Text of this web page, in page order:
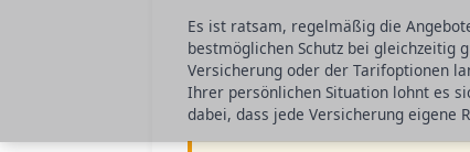
Es ist ratsam, regelmäßig die
bestmöglichen Schutz bei gleichzeitig
Versicherung oder der Tarifoptionen
Ihrer persönlichen Situation lohnt es
dabei, dass jede Versicherung eigene